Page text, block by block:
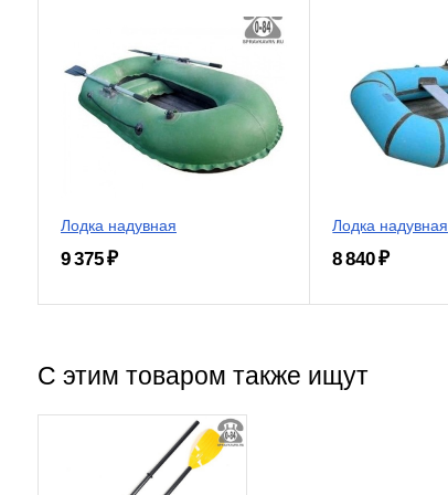
Лодка надувная
9 375 ₽
Лодка надувная
8 840 ₽
С этим товаром также ищут